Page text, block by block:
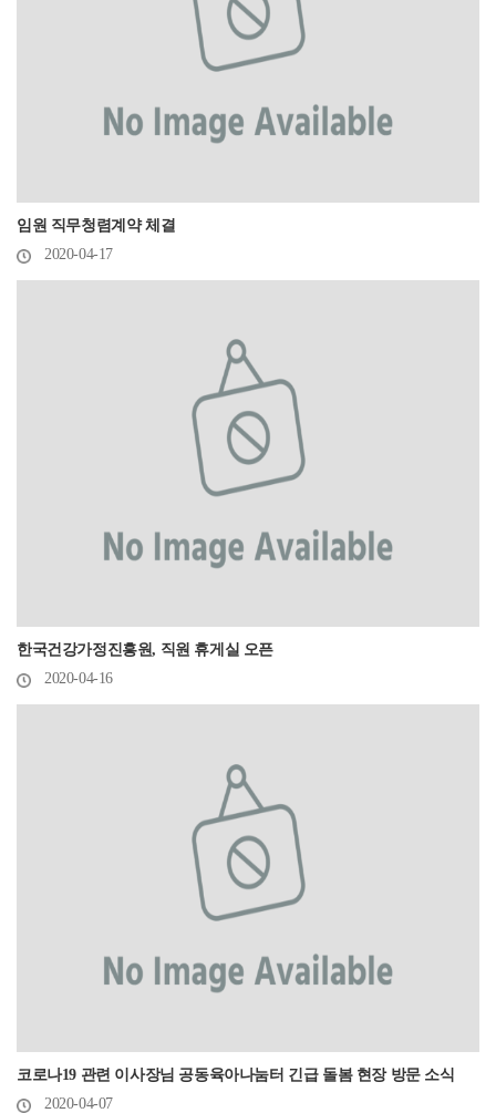
임원 직무청렴계약 체결
2020-04-17
한국건강가정진흥원, 직원 휴게실 오픈
2020-04-16
코로나19 관련 이사장님 공동육아나눔터 긴급 돌봄 현장 방문 소식
2020-04-07